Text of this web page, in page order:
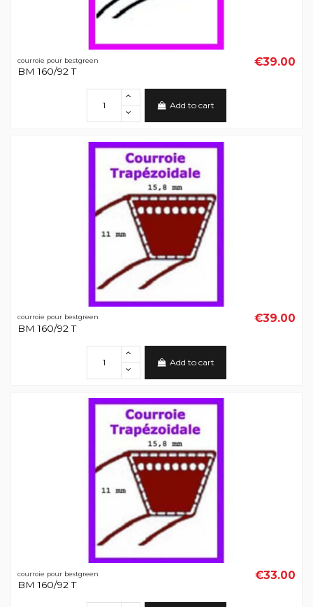
courroie pour bestgreen
BM 160/92 T
€39.00
Add to cart
courroie pour bestgreen
BM 160/92 T
€39.00
Add to cart
courroie pour bestgreen
BM 160/92 T
€33.00